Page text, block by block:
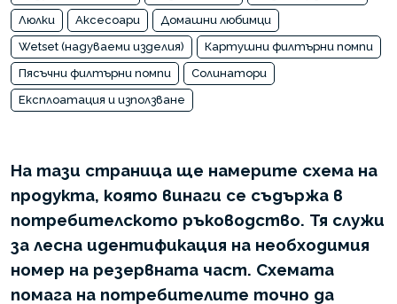
Люлки
Аксесоари
Домашни любимци
Wetset (надуваеми изделия)
Картушни филтърни помпи
Пясъчни филтърни помпи
Солинатори
Експлоатация и използване
На тази страница ще намерите схема на
продукта, която винаги се съдържа в
потребителското ръководство. Тя служи
за лесна идентификация на необходимия
номер на резервната част. Схемата
помага на потребителите точно да